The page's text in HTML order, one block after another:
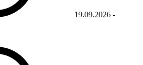
19.09.2026 -